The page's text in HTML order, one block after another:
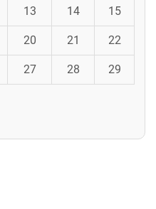
13 14 15
20 21 22
27 28 29